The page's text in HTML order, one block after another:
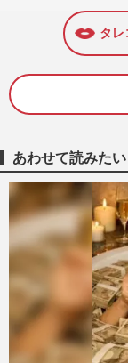
特に関心の高い題
しています！ タレ
あわせて読みたい